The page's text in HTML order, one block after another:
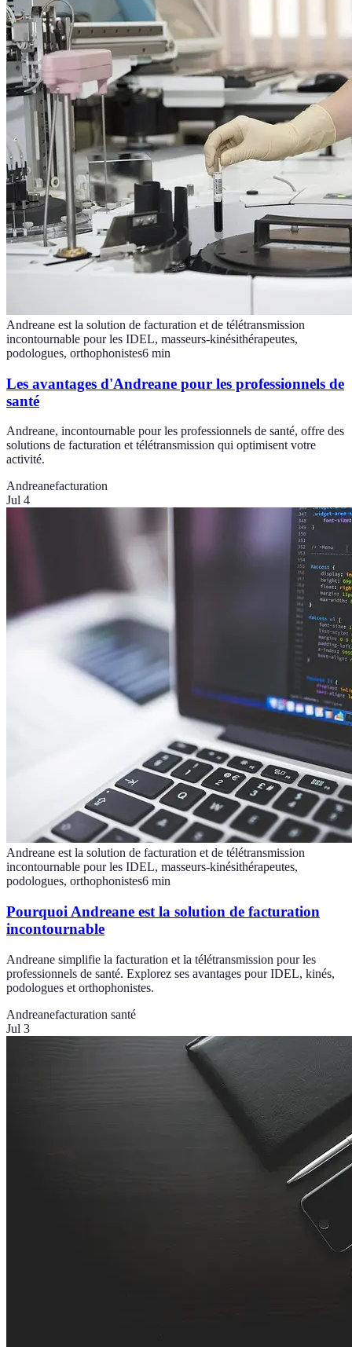
Andreane est la solution de facturation et de télétransmission
incontournable pour les IDEL, masseurs-kinésithérapeutes,
podologues, orthophonistes6 min
Les avantages d'Andreane pour les professionnels de
santé
Andreane, incontournable pour les professionnels de santé, offre des
solutions de facturation et télétransmission qui optimisent votre
activité.
Andreanefacturation
Jul 4
Andreane est la solution de facturation et de télétransmission
incontournable pour les IDEL, masseurs-kinésithérapeutes,
podologues, orthophonistes6 min
Pourquoi Andreane est la solution de facturation
incontournable
Andreane simplifie la facturation et la télétransmission pour les
professionnels de santé. Explorez ses avantages pour IDEL, kinés,
podologues et orthophonistes.
Andreanefacturation santé
Jul 3